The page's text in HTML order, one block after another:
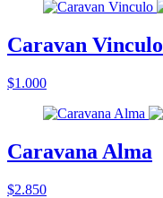
Caravan Vinculo
$1.000
Caravana Alma
$2.850